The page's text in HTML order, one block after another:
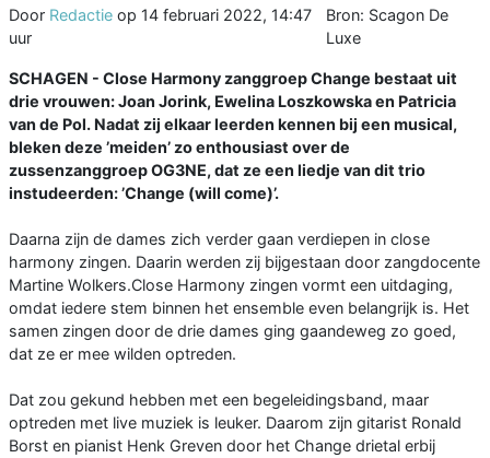
Door Redactie op 14 februari 2022, 14:47
uur
Bron: Scagon De
Luxe
SCHAGEN - Close Harmony zanggroep Change bestaat uit
drie vrouwen: Joan Jorink, Ewelina Loszkowska en Patricia
van de Pol. Nadat zij elkaar leerden kennen bij een musical,
bleken deze ’meiden’ zo enthousiast over de
zussenzanggroep OG3NE, dat ze een liedje van dit trio
instudeerden: ’Change (will come)’.
Daarna zijn de dames zich verder gaan verdiepen in close
harmony zingen. Daarin werden zij bijgestaan door zangdocente
Martine Wolkers.Close Harmony zingen vormt een uitdaging,
omdat iedere stem binnen het ensemble even belangrijk is. Het
samen zingen door de drie dames ging gaandeweg zo goed,
dat ze er mee wilden optreden.
Dat zou gekund hebben met een begeleidingsband, maar
optreden met live muziek is leuker. Daarom zijn gitarist Ronald
Borst en pianist Henk Greven door het Change drietal erbij